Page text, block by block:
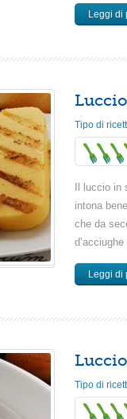
Leggi di
Tipo di
Il luccio
intona
che da
Leggi di
Tipo di